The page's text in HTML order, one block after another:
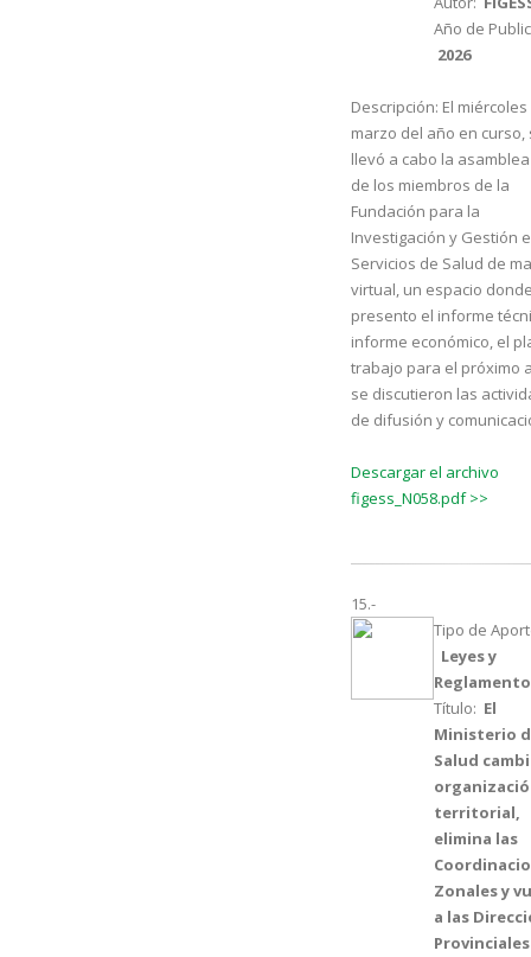
Año de
2026
Descripción: El
marzo del año en curso,
llevó a cabo la
de los miembros de la
Fundación para la
Investigación y Gestión
Servicios de Salud de
virtual, un espacio
presento el informe
informe económico, el
trabajo para el próximo
se discutieron las
de difusión y
Descargar el archivo
figess_N058.pdf >>
15.-
Tipo de
Leyes y
Título: El
Ministerio
Salud
territorial,
elimina las
Zonales y
a las
Provinciales